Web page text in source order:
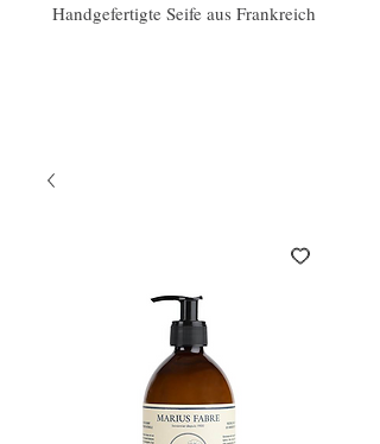
Handgefertigte Seife aus Frankreich